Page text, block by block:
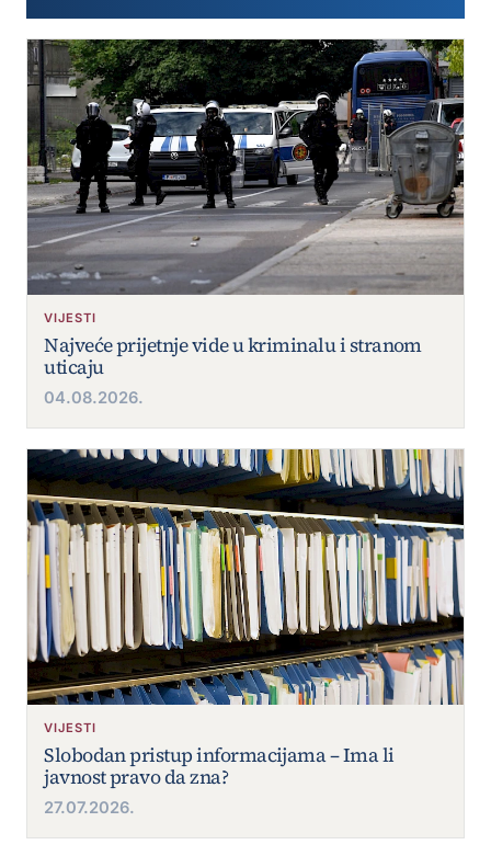
VIJESTI
Najveće prijetnje vide u kriminalu i stranom
uticaju
04.08.2026.
VIJESTI
Slobodan pristup informacijama – Ima li
javnost pravo da zna?
27.07.2026.